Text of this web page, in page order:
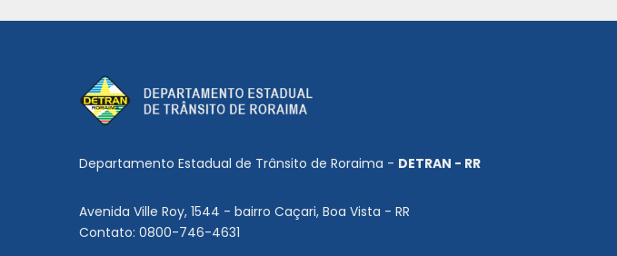
Departamento Estadual de Trânsito de Roraima - DETRAN - RR
Avenida Ville Roy, 1544 - bairro Caçari, Boa Vista - RR
Contato: 0800-746-4631